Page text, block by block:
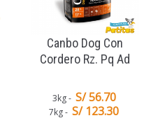
Canbo Dog Con
Cordero Rz. Pq Ad
3kg S/ 56.70
7kg S/ 123.30